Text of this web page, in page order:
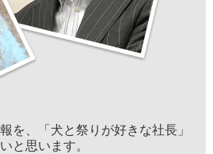
を、「犬と祭りが好きな社長」
と思います。